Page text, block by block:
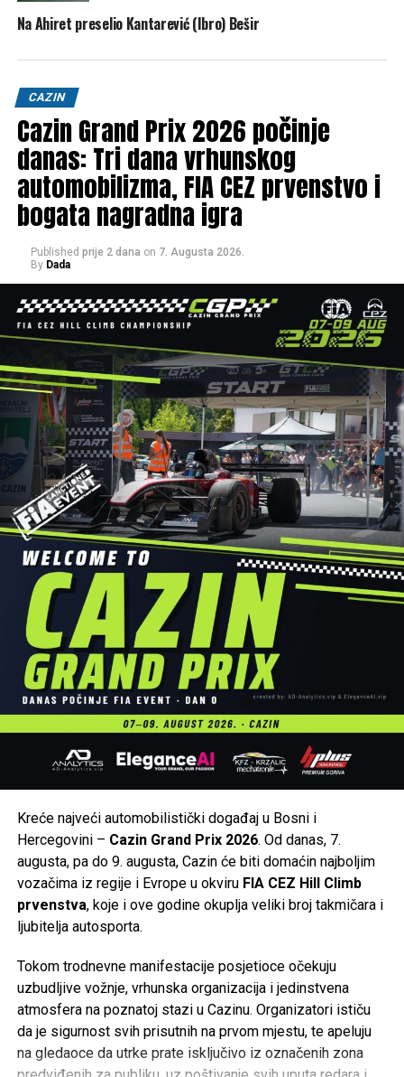
Na Ahiret preselio Kantarević (Ibro) Bešir
CAZIN
Cazin Grand Prix 2026 počinje
danas: Tri dana vrhunskog
automobilizma, FIA CEZ prvenstvo i
bogata nagradna igra
Published prije 2 dana on 7. Augusta 2026.
By Dada
Kreće najveći automobilistički događaj u Bosni i
Hercegovini – Cazin Grand Prix 2026. Od danas, 7.
augusta, pa do 9. augusta, Cazin će biti domaćin najboljim
vozačima iz regije i Evrope u okviru FIA CEZ Hill Climb
prvenstva, koje i ove godine okuplja veliki broj takmičara i
ljubitelja autosporta.
Tokom trodnevne manifestacije posjetioce očekuju
uzbudljive vožnje, vrhunska organizacija i jedinstvena
atmosfera na poznatoj stazi u Cazinu. Organizatori ističu
da je sigurnost svih prisutnih na prvom mjestu, te apeluju
na gledaoce da utrke prate isključivo iz označenih zona